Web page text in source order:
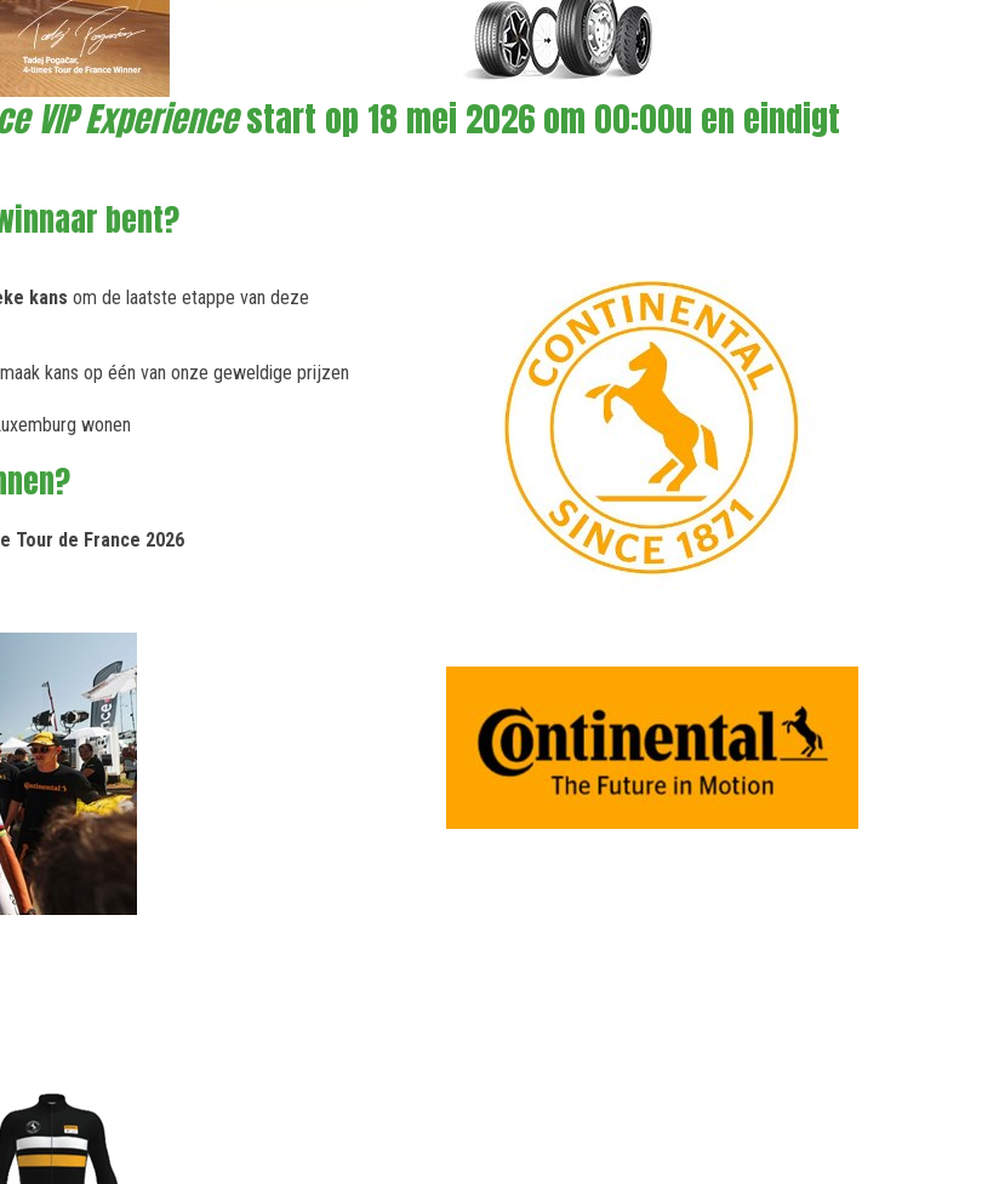
VIP Experiencestart op 18 mei 2026 om 00:00u en eindigt
bent?
kans om de laatste etappe van deze
kans op één van onze geweldige prijzen
wonen
Tour de France 2026